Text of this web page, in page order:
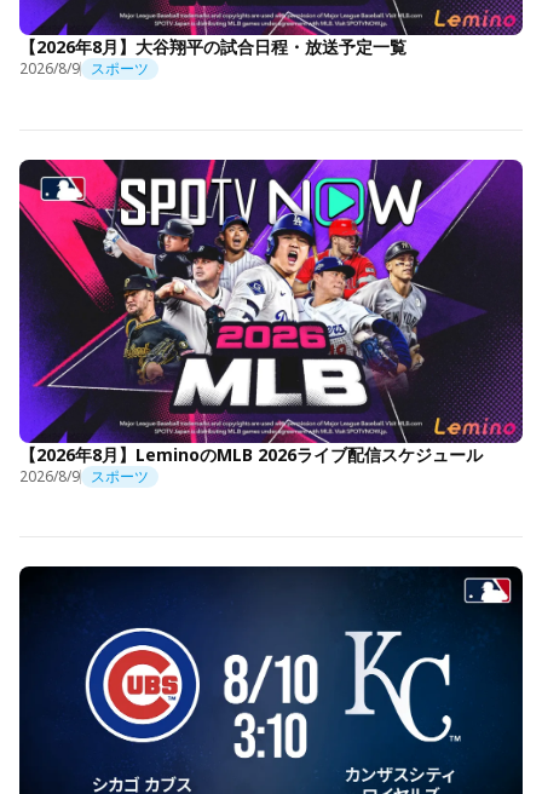
【2026年8月】大谷翔平の試合日程・放送予定一覧
2026/8/9 スポーツ
【2026年8月】LeminoのMLB 2026ライブ配信スケジュール
2026/8/9 スポーツ